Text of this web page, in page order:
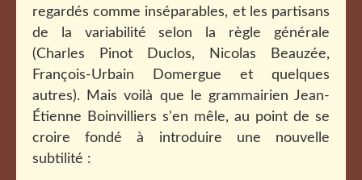
regardés comme inséparables, et les partisans
de la variabilité selon la règle générale
(Charles Pinot Duclos, Nicolas Beauzée,
François-Urbain Domergue et quelques
autres). Mais voilà que le grammairien Jean-
Étienne Boinvilliers s'en mêle, au point de se
croire fondé à introduire une nouvelle
subtilité :